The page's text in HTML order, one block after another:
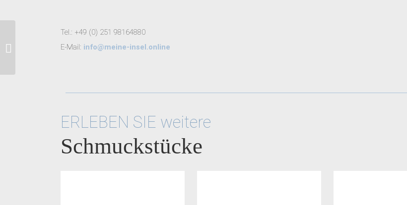
Tel.: +49 (0) 251 98164880
E-Mail: info@meine-insel.online
ERLEBEN SIE weitere
Schmuckstücke
Goldringe mit Brillanten